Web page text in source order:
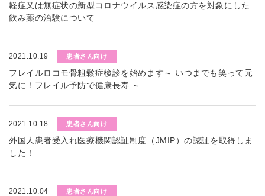
軽症又は無症状の新型コロナウイルス感染症の方を対象にした
飲み薬の治験について
2021.10.19 患者さん向け
フレイルロコモ骨粗鬆症検診を始めます～ いつまでも笑って元
気に！フレイル予防で健康長寿 ～
2021.10.18 患者さん向け
外国人患者受入れ医療機関認証制度（JMIP）の認証を取得しま
した！
2021.10.04 患者さん向け